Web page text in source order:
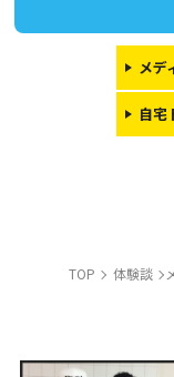
メデ
自宅
TOP 体験談